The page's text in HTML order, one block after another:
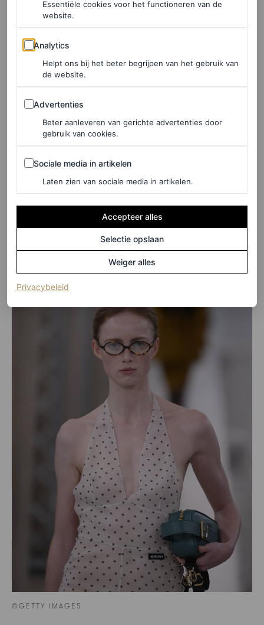
©GETTY IMAGES
Essentiële cookies voor het functioneren van de
website.
Analytics
Analytics
Helpt ons bij het beter begrijpen van het gebruik van
de website.
Advertenties
Advertenties
Beter aanleveren van gerichte advertenties door
gebruik van cookies.
Sociale media in artikelen
Sociale media in artikelen
Laten zien van sociale media in artikelen.
Accepteer alles
Selectie opslaan
Weiger alles
Privacybeleid